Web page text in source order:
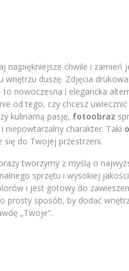
najpiękniejsze chwile i zamień
wnętrzu duszę. Zdjęcia
to nowoczesna i elegancka
od tego, czy chcesz
kulinarną pasję, fotoobraz
niepowtarzalny charakter. Taki
się do Twojej przestrzeni.
tworzymy z myślą o
sprzętu i wysokiej
i jest gotowy do
prosty sposób, by dodać
„Twoje”.